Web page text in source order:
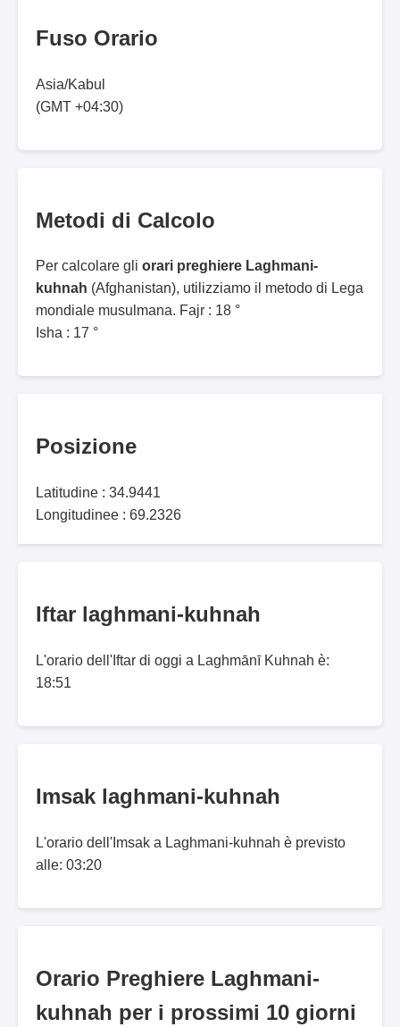
Fuso Orario
Asia/Kabul
(GMT +04:30)
Metodi di Calcolo
Per calcolare gli orari preghiere Laghmani-
kuhnah (Afghanistan), utilizziamo il metodo di Lega
mondiale musulmana. Fajr : 18 °
Isha : 17 °
Posizione
Latitudine : 34.9441
Longitudinee : 69.2326
Iftar laghmani-kuhnah
L'orario dell'Iftar di oggi a Laghmānī Kuhnah è:
18:51
Imsak laghmani-kuhnah
L'orario dell'Imsak a Laghmani-kuhnah è previsto
alle: 03:20
Orario Preghiere Laghmani-
kuhnah per i prossimi 10 giorni